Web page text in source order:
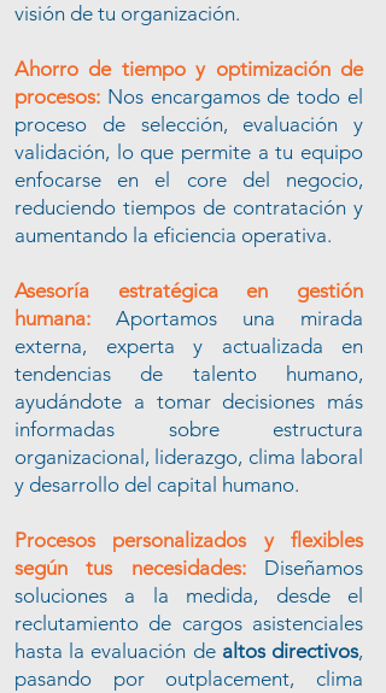
visión de tu organización.
Ahorro de tiempo y optimización de
procesos: Nos encargamos de todo el
proceso de selección, evaluación y
validación, lo que permite a tu equipo
enfocarse en el core del negocio,
reduciendo tiempos de contratación y
aumentando la eficiencia operativa.
Asesoría estratégica en gestión
humana:
Aportamos una mirada
externa, experta y actualizada en
tendencias de talento humano,
ayudándote a tomar decisiones más
informadas sobre estructura
organizacional, liderazgo, clima laboral
y desarrollo del capital humano.
Procesos personalizados y flexibles
según tus necesidades:
Diseñamos
soluciones a la medida, desde el
reclutamiento de cargos asistenciales
hasta la evaluación dealtos directivos,
pasando por outplacement, clima